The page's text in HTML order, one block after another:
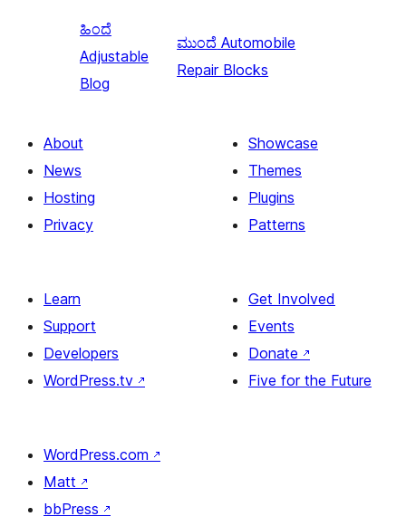
ಹಿಂದೆ
Adjustable
Blog
ಮುಂದೆ Automobile
Repair Blocks
About
News
Hosting
Privacy
Showcase
Themes
Plugins
Patterns
Learn
Support
Developers
WordPress.tv ↗
Get Involved
Events
Donate ↗
Five for the Future
WordPress.com ↗
Matt ↗
bbPress ↗